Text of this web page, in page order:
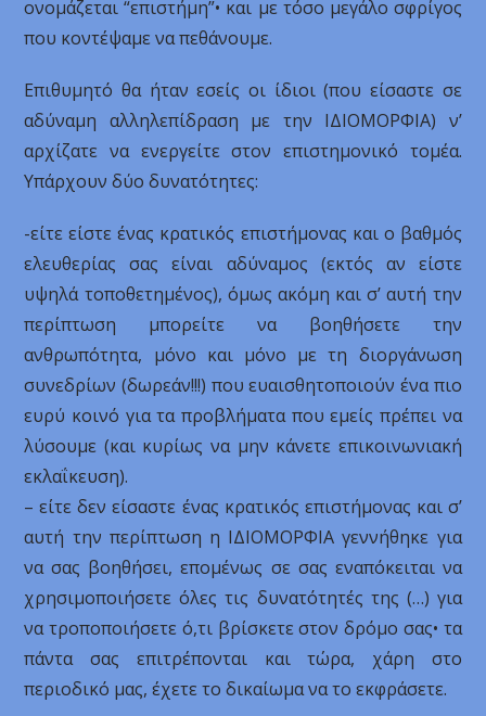
ονομάζεται “επιστήμη”• και με τόσο μεγάλο σφρίγος
που κοντέψαμε να πεθάνουμε.
Επιθυμητό θα ήταν εσείς οι ίδιοι (που είσαστε σε
αδύναμη αλληλεπίδραση με την ΙΔΙΟΜΟΡΦΙΑ) ν’
αρχίζατε να ενεργείτε στον επιστημονικό τομέα.
Υπάρχουν δύο δυνατότητες:
-είτε είστε ένας κρατικός επιστήμονας και ο βαθμός
ελευθερίας σας είναι αδύναμος (εκτός αν είστε
υψηλά τοποθετημένος), όμως ακόμη και σ’ αυτή την
περίπτωση μπορείτε να βοηθήσετε την
ανθρωπότητα, μόνο και μόνο με τη διοργάνωση
συνεδρίων (δωρεάν!!!) που ευαισθητοποιούν ένα πιο
ευρύ κοινό για τα προβλήματα που εμείς πρέπει να
λύσουμε (και κυρίως να μην κάνετε επικοινωνιακή
εκλαΐκευση).
– είτε δεν είσαστε ένας κρατικός επιστήμονας και σ’
αυτή την περίπτωση η ΙΔΙΟΜΟΡΦΙΑ γεννήθηκε για
να σας βοηθήσει, επομένως σε σας εναπόκειται να
χρησιμοποιήσετε όλες τις δυνατότητές της (…) για
να τροποποιήσετε ό,τι βρίσκετε στον δρόμο σας• τα
πάντα σας επιτρέπονται και τώρα, χάρη στο
περιοδικό μας, έχετε το δικαίωμα να το εκφράσετε.